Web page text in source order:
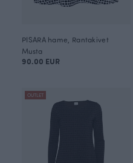
PISARA hame, Rantakivet
Musta
90.00 EUR
OUTLET